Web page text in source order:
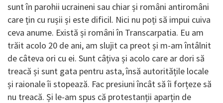
sunt în parohii ucraineni sau chiar și români antiromâni
care țin cu rușii și este dificil. Nici nu poți să impui cuiva
ceva anume. Există și români în Transcarpatia. Eu am
trăit acolo 20 de ani, am slujit ca preot și m-am întâlnit
de câteva ori cu ei. Sunt câțiva și acolo care ar dori să
treacă și sunt gata pentru asta, însă autoritățile locale
și raionale îi stopează. Fac presiuni încât să îi forțeze să
nu treacă. Și le-am spus că protestanții aparțin de